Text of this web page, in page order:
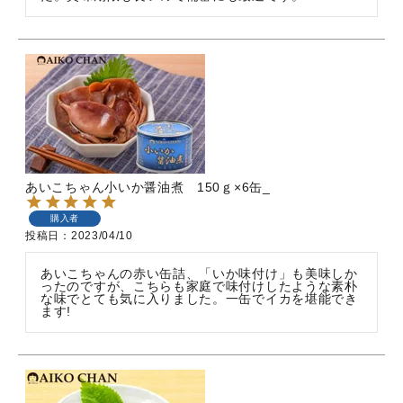
あいこちゃん小いか醤油煮 150ｇ×6缶_
購入者
投稿日 2023/04/10
あいこちゃんの赤い缶詰、「いか味付け」も美味しか
ったのですが、こちらも家庭で味付けしたような素朴
な味でとても気に入りました。一缶でイカを堪能でき
ます!